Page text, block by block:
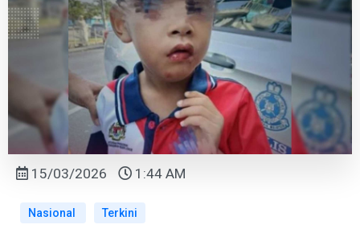
15/03/2026 1:44 AM
Nasional Terkini